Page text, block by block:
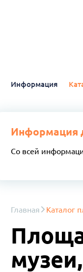
Информация
Информация
Со всей
Главная Каталог